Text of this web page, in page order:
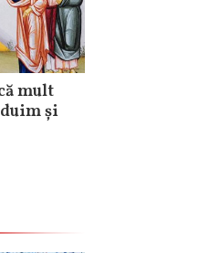
mult
și